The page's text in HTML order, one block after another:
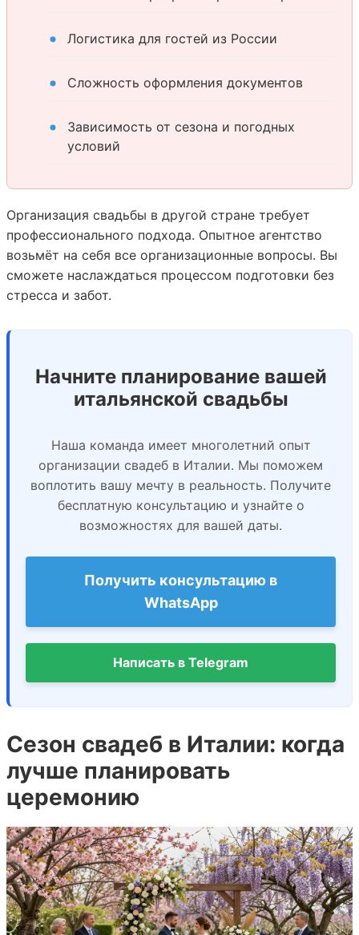
Логистика для гостей из России
Сложность оформления документов
Зависимость от сезона и погодных
условий
Организация свадьбы в другой стране требует
профессионального подхода. Опытное агентство
возьмёт на себя все организационные вопросы. Вы
сможете наслаждаться процессом подготовки без
стресса и забот.
Начните планирование вашей
итальянской свадьбы
Наша команда имеет многолетний опыт
организации свадеб в Италии. Мы поможем
воплотить вашу мечту в реальность. Получите
бесплатную консультацию и узнайте о
возможностях для вашей даты.
Получить консультацию в
WhatsApp
Написать в Telegram
Сезон свадеб в Италии: когда
лучше планировать
церемонию